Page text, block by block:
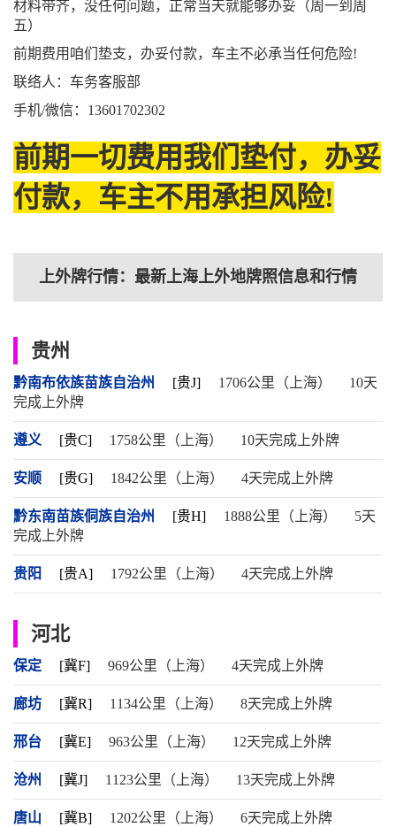
材料带齐，没任何问题，正常当天就能够办妥（周一到周
五）
前期费用咱们垫支，办妥付款，车主不必承当任何危险!
联络人：车务客服部
手机/微信：13601702302
前期一切费用我们垫付，办妥
付款，车主不用承担风险!
上外牌行情：最新上海上外地牌照信息和行情
贵州
黔南布依族苗族自治州 [贵J] 1706公里（上海）
10天
完成上外牌
遵义 [贵C] 1758公里（上海） 10天完成上外牌
安顺 [贵G] 1842公里（上海） 4天完成上外牌
黔东南苗族侗族自治州 [贵H] 1888公里（上海）
5天
完成上外牌
贵阳 [贵A] 1792公里（上海） 4天完成上外牌
河北
保定 [冀F] 969公里（上海） 4天完成上外牌
廊坊 [冀R] 1134公里（上海） 8天完成上外牌
邢台 [冀E] 963公里（上海） 12天完成上外牌
沧州 [冀J] 1123公里（上海） 13天完成上外牌
唐山 [冀B] 1202公里（上海） 6天完成上外牌